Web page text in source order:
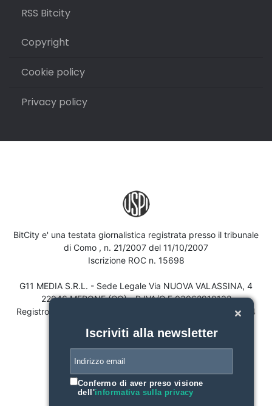
RSS Bitcity
Copyright
Cookie policy
Privacy policy
BitCity e' una testata giornalistica registrata presso il tribunale
di Como , n. 21/2007 del 11/10/2007
Iscrizione ROC n. 15698
G11 MEDIA S.R.L. - Sede Legale Via NUOVA VALASSINA, 4
22046 MERONE (CO) - P.IVA/C.F.03062910132
Registro imprese di Como n. 03062910132 - REA n. 293834
Iscriviti alla newsletter
Confermo di aver preso visione
dell'informativa sulla privacy